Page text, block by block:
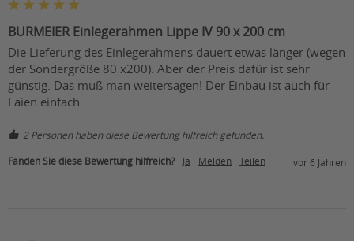
BURMEIER Einlegerahmen Lippe IV 90 x 200 cm
Die Lieferung des Einlegerahmens dauert etwas länger (wegen
der Sondergröße 80 x200). Aber der Preis dafür ist sehr
günstig. Das muß man weitersagen! Der Einbau ist auch für
Laien einfach.
2 Personen haben diese Bewertung hilfreich gefunden.
Fanden Sie diese Bewertung hilfreich? Ja Melden Teilen vor 6 Jahren